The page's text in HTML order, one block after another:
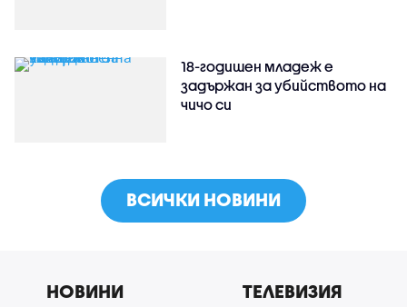
18-годишен младеж е
задържан за убийството на
чичо си
ВСИЧКИ НОВИНИ
НОВИНИ ТЕЛЕВИЗИЯ